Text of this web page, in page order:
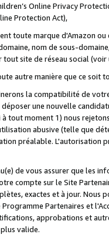
Online Privacy
Protection Act),
toute marque d'Amazon
nom de sous-
site de réseau social
autre manière que ce
la compatibilité de
une nouvelle
à tout moment 1) nous
abusive (telle que
préalable. L'autorisation
de vous assurer que les
compte sur le Site
exactes et à jour. Nous
Partenaires et
approbations et
valide.